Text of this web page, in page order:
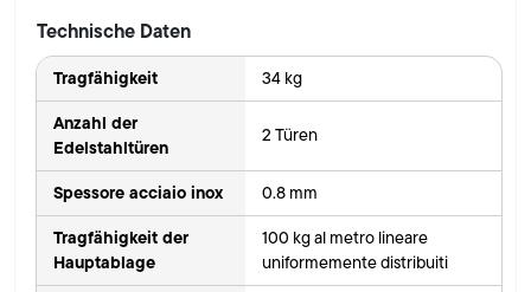
Technische Daten
Tragfähigkeit 34 kg
Anzahl der
Edelstahltüren
2 Türen
Spessore acciaio inox 0.8 mm
Tragfähigkeit der
Hauptablage
100 kg al metro lineare
uniformemente distribuiti